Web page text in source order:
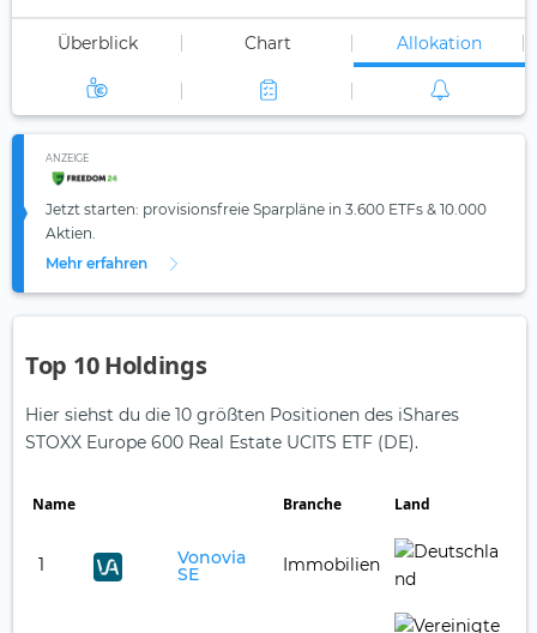
Überblick Chart Allokation
ANZEIGE
Jetzt starten: provisionsfreie Sparpläne in 3.600 ETFs & 10.000
Aktien.
Mehr erfahren
Top 10 Holdings
Hier siehst du die 10 größten Positionen des iShares
STOXX Europe 600 Real Estate UCITS ETF (DE).
Name Branche Land
1 Vonovia
SE Immobilien